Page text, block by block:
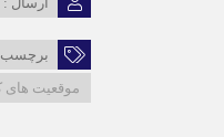
برچسب
موقعیت های